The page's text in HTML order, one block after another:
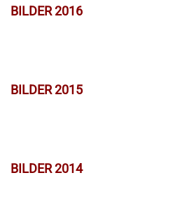
BILDER 2016
BILDER 2015
BILDER 2014